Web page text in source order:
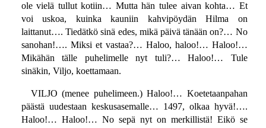
ole vielä tullut kotiin… Mutta hän tulee aivan kohta… Et
voi uskoa, kuinka kauniin kahvipöydän Hilma on
laittanut…. Tiedätkö sinä edes, mikä päivä tänään on?… No
sanohan!…. Miksi et vastaa?… Haloo, haloo!… Haloo!…
Mikähän tälle puhelimelle nyt tuli?… Haloo!… Tule
sinäkin, Viljo, koettamaan.
VILJO (menee puhelimeen.) Haloo!… Koetetaanpahan
päästä uudestaan keskusasemalle… 1497, olkaa hyvä!….
Haloo!… Haloo!… No sepä nyt on merkillistä! Eikö se